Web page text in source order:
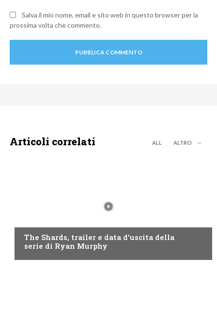
Salva il mio nome, email e sito web in questo browser per la
prossima volta che commento.
Articoli correlati ALL ALTRO
The Shards, trailer e data d’uscita della
serie di Ryan Murphy